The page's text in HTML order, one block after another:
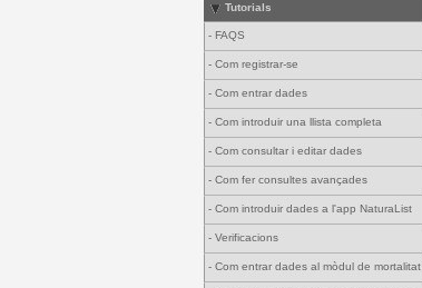
Tutorials
- FAQS
- Com registrar-se
- Com entrar dades
- Com introduir una llista completa
- Com consultar i editar dades
- Com fer consultes avançades
- Com introduir dades a l'app NaturaList
- Verificacions
- Com entrar dades al mòdul de mortalitat